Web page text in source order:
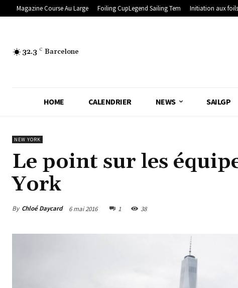
Magazine Course Au Large Foiling CupLegend Sailing Tem Initiation aux foils
32.3 C Barcelone
HOME CALENDRIER NEWS SAILGP
NEW YORK
Le point sur les
York
By Chloé Daycard 6 mai 2016 1 38